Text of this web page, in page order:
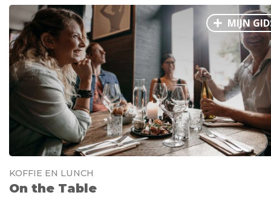
MIJN
KOFFIE EN LUNCH
On the Table